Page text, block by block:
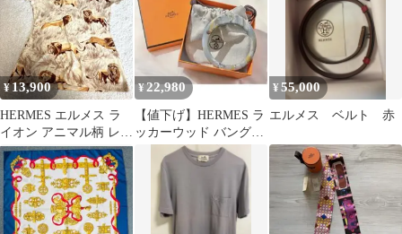
¥13,900
HERMES エルメス ラ
イオン アニマル柄 レデ
ィースTシャツ
¥ 22,980
【値下げ】HERMES ラ
ッカーウッド バングル
ブレスレット 箱・保存
袋付き
¥55,000
エルメス ベルト 赤